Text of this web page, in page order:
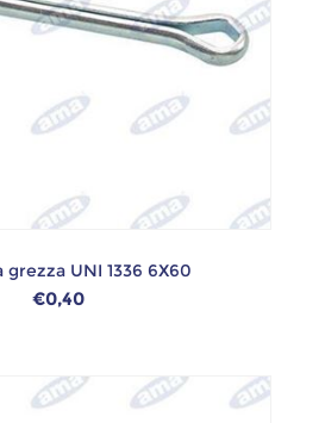
grezza UNI 1336 6X60
€0,40